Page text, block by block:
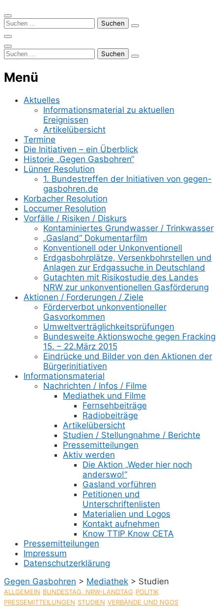
Suchen
Suchen
Menü
Aktuelles
Informationsmaterial zu aktuellen
Ereignissen
Artikelübersicht
Termine
Die Initiativen – ein Überblick
Historie „Gegen Gasbohren“
Lünner Resolution
1. Bundestreffen der Initiativen von gegen-
gasbohren.de
Korbacher Resolution
Loccumer Resolution
Vorfälle / Risiken / Diskurs
Kontaminiertes Grundwasser / Trinkwasser
„Gasland“ Dokumentarfilm
Konventionell oder Unkonventionell
Erdgasbohrplätze, Versenkbohrstellen und
Anlagen zur Erdgassuche in Deutschland
Gutachten mit Risikostudie des Landes
NRW zur unkonventionellen Gasförderung
Aktionen / Forderungen / Ziele
Förderverbot unkonventioneller
Gasvorkommen
Umweltverträglichkeitsprüfungen
Bundesweite Aktionswoche gegen Fracking
15. – 22.März 2015
Eindrücke und Bilder von den Aktionen der
Bürgerinitiativen
Informationsmaterial
Nachrichten / Infos / Filme
Mediathek und Filme
Fernsehbeiträge
Radiobeiträge
Artikelübersicht
Studien / Stellungnahme / Berichte
Pressemitteilungen
Aktiv werden
Die Aktion „Weder hier noch
anderswo!“
Gasland vorführen
Petitionen und
Unterschriftenlisten
Materialien und Logos
Kontakt aufnehmen
Know TTIP Know CETA
Pressemitteilungen
Impressum
Datenschutzerklärung
Gegen Gasbohren > Mediathek > Studien
ALLGEMEIN BUNDESTAG, NRW-LANDTAG POLITIK
PRESSEMITTEILUNGEN STUDIEN VERBÄNDE UND NGOS